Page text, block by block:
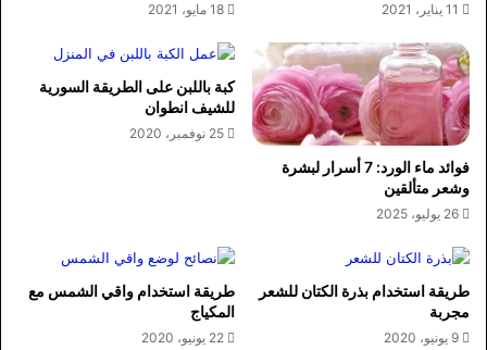
11 يناير، 2021 18 مايو، 2021
فوائد ماء الورد: 7 أسرار لبشرة
وشعر متألقين
26 يوليو، 2025
كبة باللبن على الطريقة السورية
للشيف انطوان
25 نوفمبر، 2020
طريقة استخدام بذرة الكتان للشعر
مجربة
9 يونيو، 2020
طريقة استخدام واقي الشمس مع
المكياج
22 يونيو، 2020